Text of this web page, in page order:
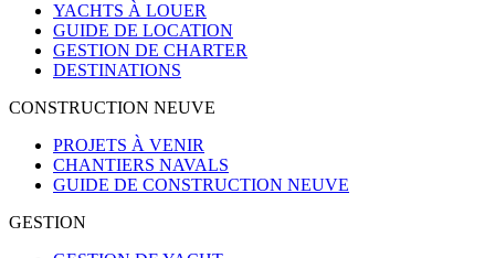
YACHTS À LOUER
GUIDE DE LOCATION
GESTION DE CHARTER
DESTINATIONS
CONSTRUCTION NEUVE
PROJETS À VENIR
CHANTIERS NAVALS
GUIDE DE CONSTRUCTION NEUVE
GESTION